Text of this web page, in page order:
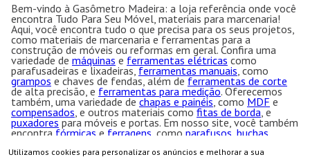
Utilizamos cookies para personalizar os anúncios e melhorar a sua
Bem-vindo à Gasômetro Madeira: a loja referência onde você
encontra Tudo Para Seu Móvel, materiais para marcenaria!
Aqui, você encontra tudo o que precisa para os seus projetos,
como materiais de marcenaria e ferramentas para a
construção de móveis ou reformas em geral. Confira uma
variedade de máquinas e ferramentas elétricas como
parafusadeiras e lixadeiras,ferramentas manuais , como
grampos e chaves de fendas, além deferramentas de corte
de alta precisão, e ferramentas para medição. Oferecemos
também, uma variedade dechapas e painéis, como MDF e
compensados , e outros materiais comofitas de borda, e
puxadorespara móveis e portas. Em nosso site, você também
encontrafórmicas e ferragens , como parafusos, buchas
colas, thinner,silicones e selantespara garantir o melhor